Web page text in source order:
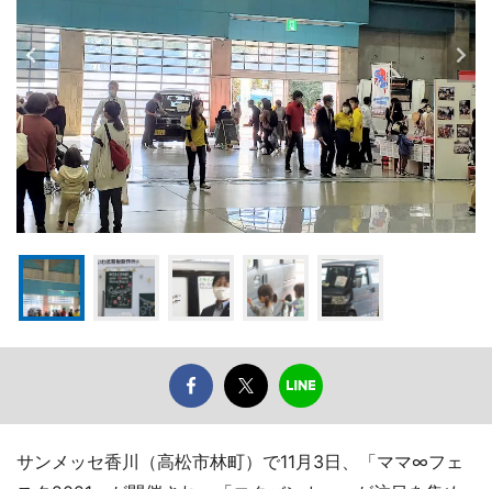
サンメッセ香川（高松市林町）で11月3日、「ママ∞フェ